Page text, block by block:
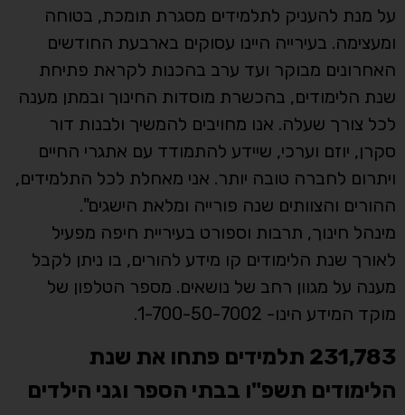
על מנת להעניק לתלמידים מסגרת תומכת, בטוחה
ומעצימה. בעירייה היינו עסוקים בארבעת החודשים
האחרונים מבוקר ועד ערב בהכנות לקראת פתיחת
שנת הלימודים, בהכשרת מוסדות החינוך ובמתן מענה
לכל צורך שעלה. אנו מחויבים להמשיך ולבנות דור
סקרן, יוזם וערכי, שיידע להתמודד עם אתגרי החיים
ויתרום לחברה טובה יותר. אני מאחלת לכל התלמידים,
ההורים והצוותים שנה פורייה ומלאת הישגים".
מינהל חינוך, תרבות וספורט בעיריית חיפה מפעיל
לאורך שנת הלימודים קו מידע להורים, בו ניתן לקבל
מענה על מגוון רחב של נושאים. מספר הטלפון של
מוקד המידע הינו- 1-700-50-7002.
231,783 תלמידים פתחו את שנת
הלימודים תשפ"ו בבתי הספר וגני הילדים